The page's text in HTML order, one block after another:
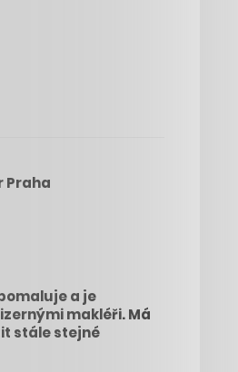
Praha
a je
makléři. Má
stále stejné